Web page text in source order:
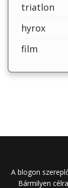
triatlon
hyrox
film
A blogon
Bármilyen